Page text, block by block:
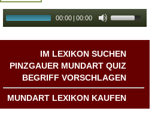
00:00 | 00:00
IM LEXIKON SUCHEN
PINZGAUER MUNDART QUIZ
BEGRIFF VORSCHLAGEN
MUNDART LEXIKON KAUFEN